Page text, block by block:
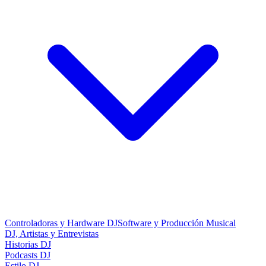
Controladoras y Hardware DJSoftware y Producción Musical
DJ, Artistas y Entrevistas
Historias DJ
Podcasts DJ